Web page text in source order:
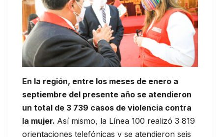
En la región, entre los meses de enero a
septiembre del presente año se atendieron
un total de 3 739 casos de violencia contra
la mujer. Así mismo, la Línea 100 realizó 3 819
orientaciones telefónicas y se atendieron seis